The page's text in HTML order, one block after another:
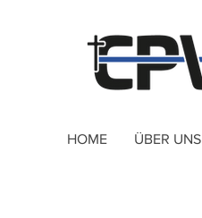
HOME ÜBER UNS